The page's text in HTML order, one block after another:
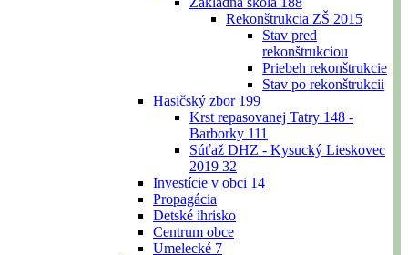
Rekonštrukcia ZŠ 2015
Stav pred
rekonštrukciou
Priebeh rekonštrukcie
Stav po rekonštrukcii
Hasičský zbor 199
Krst repasovanej Tatry 148 -
Barborky 111
Súťaž DHZ - Kysucký Lieskovec
2019 32
Investície v obci 14
Propagácia
Detské ihrisko
Centrum obce
Umelecké 7